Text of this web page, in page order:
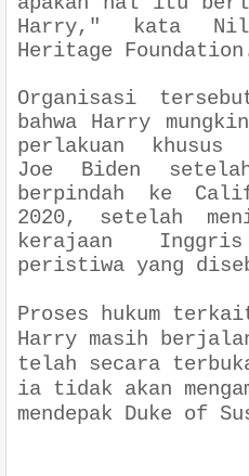
Harry," kata
Heritage
Organisasi
bahwa Harry
perlakuan khusus
Joe Biden
berpindah ke
2020, setelah
kerajaan
peristiwa yang
Proses hukum
Harry masih
telah secara terbuka
ia tidak akan
mendepak Duke of